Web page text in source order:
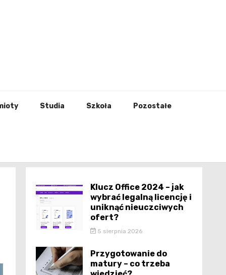
Studia Szkoła Pozostałe
Klucz Office 2024 – jak
wybrać legalną licencję i
uniknąć nieuczciwych
ofert?
5 sierpnia 2026
Przygotowanie do
matury – co trzeba